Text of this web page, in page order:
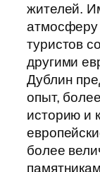
жителей.
атмосферу
туристов
другими
Дублин
опыт,
историю и
более